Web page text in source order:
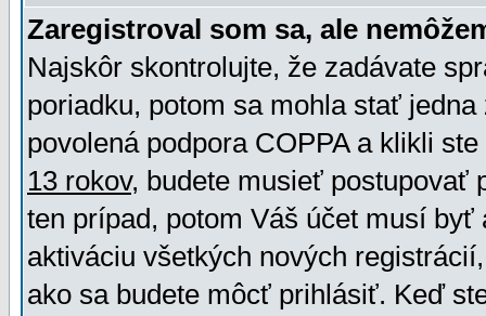
Zaregistroval som sa, ale
Najskôr skontrolujte, že zadávate
poriadku, potom sa mohla stať
povolená podpora COPPA a klikli
13 rokov, budete musieť postupovať
ten prípad, potom Váš účet musí
aktiváciu všetkých nových
ako sa budete môcť prihlásiť. Keď